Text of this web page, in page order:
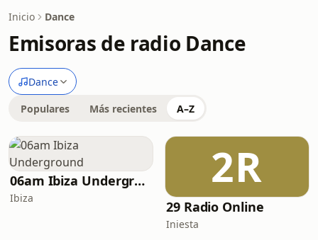
Inicio Dance
Emisoras de radio Dance
Dance
Populares Más recientes A–Z
06am Ibiza Underground
Ibiza
2R
29 Radio Online
Iniesta